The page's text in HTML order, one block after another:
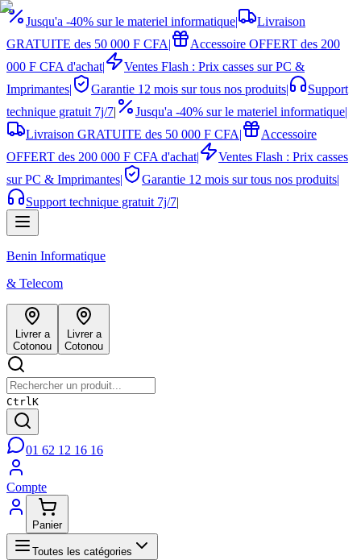
Jusqu'a -40% sur le materiel informatique|
Livraison
GRATUITE des 50 000 F CFA|
Accessoire OFFERT des 200
000 F CFA d'achat|
Ventes Flash : Prix casses sur PC &
Imprimantes| Garantie 12 mois sur tous nos produits|
Support
technique gratuit 7j/7| Jusqu'a -40% sur le materiel informatique|
Livraison GRATUITE des 50 000 F CFA|
Accessoire
OFFERT des 200 000 F CFA d'achat|
Ventes Flash : Prix casses
sur PC & Imprimantes| Garantie 12 mois sur tous nos produits|
Support technique gratuit 7j/7|
Benin Informatique
& Telecom
Livrer a
Cotonou
Livrer a
Cotonou
CtrlK
01 62 12 16 16
Compte
Panier
Toutes les catégories